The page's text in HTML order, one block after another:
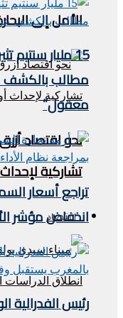
الأمل إلى
نحو اقتصاد
تشاركية
اقتصاد
15 مليار
مطالب بالكشف
معقول”
تراجع أسعار
انخفاض مؤشر